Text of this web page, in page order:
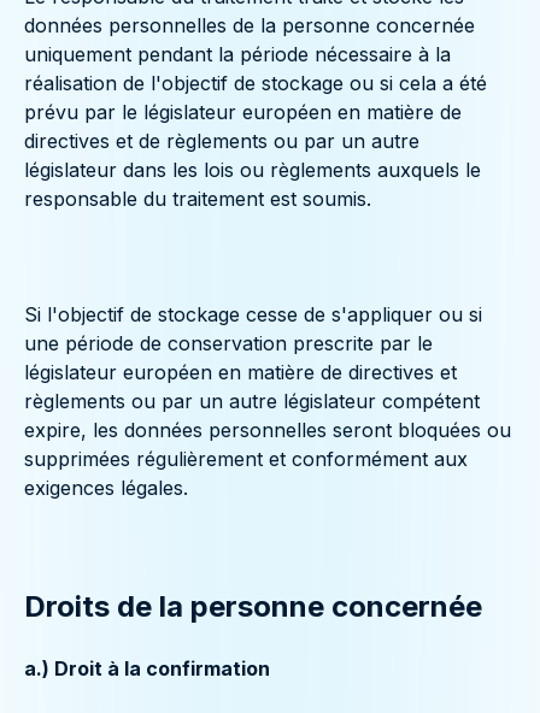
données personnelles de la personne concernée
uniquement pendant la période nécessaire à la
réalisation de l'objectif de stockage ou si cela a été
prévu par le législateur européen en matière de
directives et de règlements ou par un autre
législateur dans les lois ou règlements auxquels le
responsable du traitement est soumis.
Si l'objectif de stockage cesse de s'appliquer ou si
une période de conservation prescrite par le
législateur européen en matière de directives et
règlements ou par un autre législateur compétent
expire, les données personnelles seront bloquées ou
supprimées régulièrement et conformément aux
exigences légales.
Droits de la personne concernée
a.) Droit à la confirmation